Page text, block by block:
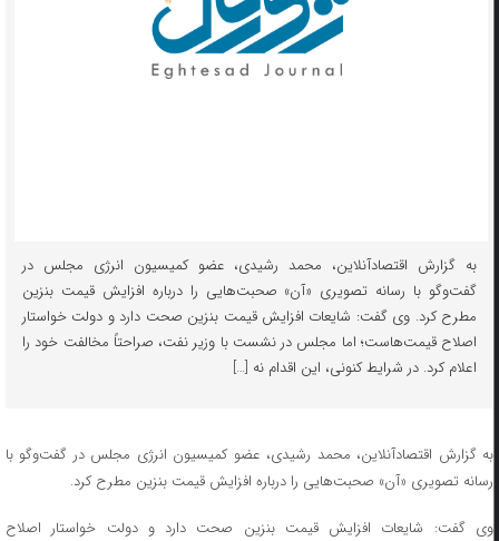
به گزارش اقتصادآنلاین، محمد رشیدی، عضو کمیسیون انرژی مجلس در
گفت‌و‌گو با رسانه تصویری «آن» صحبت‌هایی را درباره افزایش قیمت بنزین
مطرح کرد. وی گفت: شایعات افزایش قیمت بنزین صحت دارد و دولت خواستار
اصلاح قیمت‌هاست؛ اما مجلس در نشست با وزیر نفت، صراحتاً مخالفت خود را
اعلام کرد. در شرایط کنونی، این اقدام نه […]
به گزارش اقتصادآنلاین، محمد رشیدی، عضو کمیسیون انرژی مجلس در گفت‌و‌گو با
رسانه تصویری «آن» صحبت‌هایی را درباره افزایش قیمت بنزین مطرح کرد.
وی گفت: شایعات افزایش قیمت بنزین صحت دارد و دولت خواستار اصلاح